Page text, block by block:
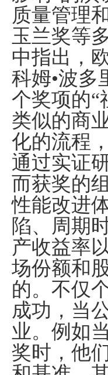
质量管理
玉兰奖等
中指出，
科姆•波多
个奖项的“
类似的商
化的流程
通过实证
而获奖的
性能改进
陷、周期
产收益率
场份额和
的。不仅
成功，当
业。例如
奖时，他